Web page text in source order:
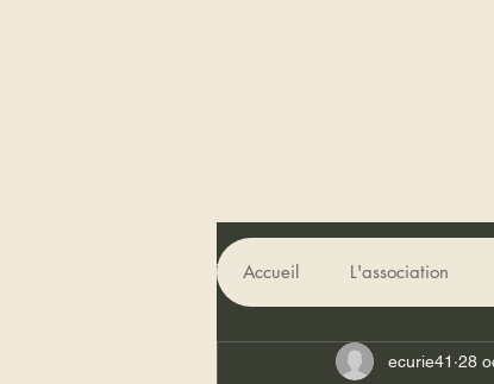
Tous les posts Course de
ecurie41 28
Accueil L'association